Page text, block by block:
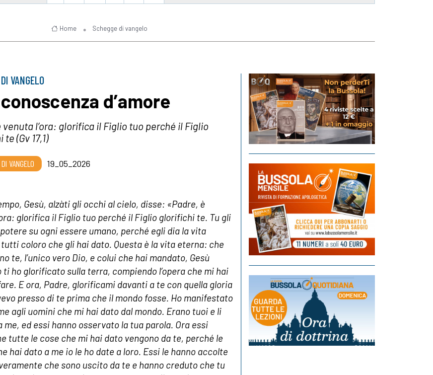
Home Schegge di vangelo
VANGELO
d’amore
venuta l’ora: glorifica il Figlio tuo perché il Figlio
(Gv 17,1)
VANGELO 19_05_2026
Gesù, alzàti gli occhi al cielo, disse: «Padre, è
glorifica il Figlio tuo perché il Figlio glorifichi te. Tu gli
su ogni essere umano, perché egli dia la vita
coloro che gli hai dato. Questa è la vita eterna: che
te, l’unico vero Dio, e colui che hai mandato, Gesù
ti ho glorificato sulla terra, compiendo l’opera che mi hai
E ora, Padre, glorificami davanti a te con quella gloria
presso di te prima che il mondo fosse. Ho manifestato
agli uomini che mi hai dato dal mondo. Erano tuoi e li
me, ed essi hanno osservato la tua parola. Ora essi
tutte le cose che mi hai dato vengono da te, perché le
hai dato a me io le ho date a loro. Essi le hanno accolte
che sono uscito da te e hanno creduto che tu